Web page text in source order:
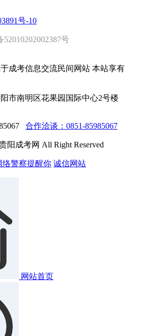
号-10
号
成考信息交流民间网站 本站享有
市南明区花果园国际中心2号楼
合作洽谈：0851-85985067
阳成考网 All Right Reserved
络警察提醒你 诚信网站
网站首页